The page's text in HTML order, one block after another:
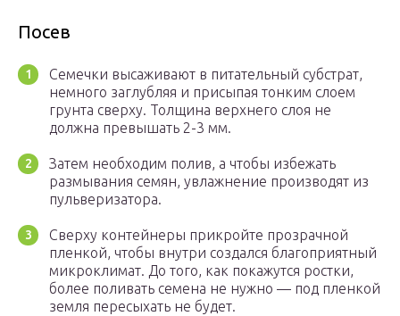
Посев
Семечки высаживают в питательный субстрат,
немного заглубляя и присыпая тонким слоем
грунта сверху. Толщина верхнего слоя не
должна превышать 2-3 мм.
Затем необходим полив, а чтобы избежать
размывания семян, увлажнение производят из
пульверизатора.
Сверху контейнеры прикройте прозрачной
пленкой, чтобы внутри создался благоприятный
микроклимат. До того, как покажутся ростки,
более поливать семена не нужно — под пленкой
земля пересыхать не будет.